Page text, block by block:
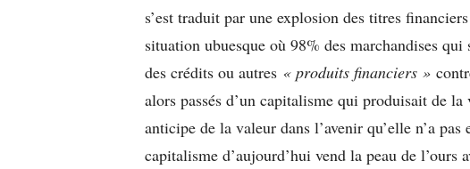
s’est traduit par une explosion des titres
situation ubuesque où 98% des marchandises
des crédits ou autres « produits financiers »
alors passés d’un capitalisme qui produisait de
anticipe de la valeur dans l’avenir qu’elle n’a
capitalisme d’aujourd’hui vend la peau de l’ours